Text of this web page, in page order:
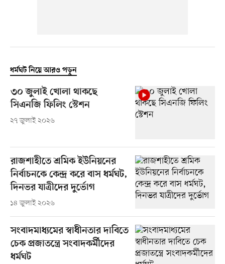
ধর্মঘট নিয়ে আরও পড়ুন
৩০ জুলাই খোলা থাকছে
সিএনজি ফিলিং স্টেশন
২৭ জুলাই ২০২৬
রাজশাহীতে শ্রমিক ইউনিয়নের
নির্বাচনকে কেন্দ্র করে বাস ধর্মঘট,
দিনভর যাত্রীদের দুর্ভোগ
১৪ জুলাই ২০২৬
সংবাদমাধ্যমের স্বাধীনতার দাবিতে
চেক প্রজাতন্ত্রে সংবাদকর্মীদের
ধর্মঘট